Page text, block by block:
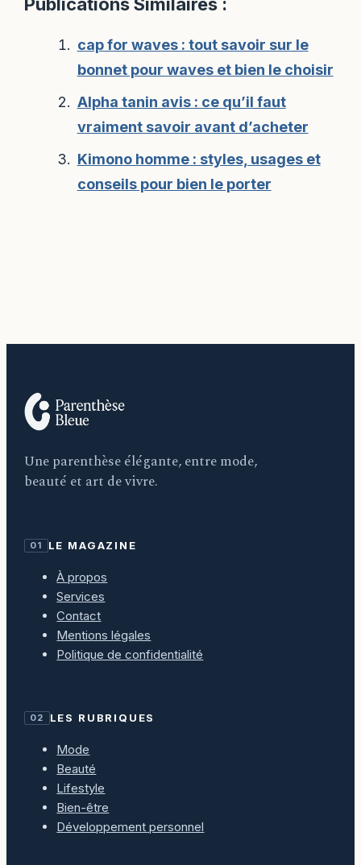
cap for waves : tout savoir sur le
bonnet pour waves et bien le choisir
Alpha tanin avis : ce qu’il faut
vraiment savoir avant d’acheter
Kimono homme : styles, usages et
conseils pour bien le porter
Une parenthèse élégante, entre mode,
beauté et art de vivre.
01 LE MAGAZINE
À propos
Services
Contact
Mentions légales
Politique de confidentialité
02 LES RUBRIQUES
Mode
Beauté
Lifestyle
Bien-être
Développement personnel